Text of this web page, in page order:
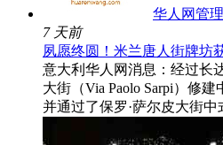
华人网管
7 天前
夙愿终圆！米兰唐人街牌坊
意大利华人网消息：经过长
大街（Via Paolo Sarpi）修
并通过了保罗·萨尔皮大街